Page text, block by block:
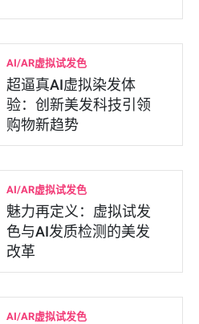
AI/AR虚拟试发色
超逼真AI虚拟染发体
验：创新美发科技引领
购物新趋势
AI/AR虚拟试发色
魅力再定义：虚拟试发
色与AI发质检测的美发
改革
AI/AR虚拟试发色